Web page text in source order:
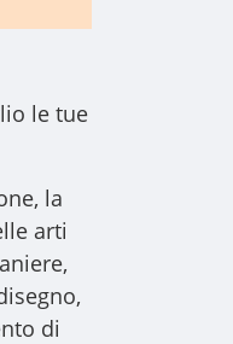
le tue
la
arti
di